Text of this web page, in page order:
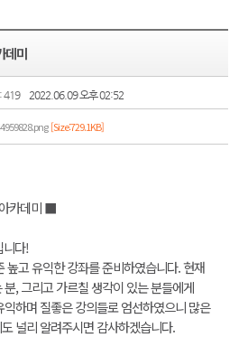
데미
419 2022.06.09 오후 02:52
[Size:729.1KB]
카데미 ■
니다!
높고 유익한 강좌를 준비하였습니다. 현재
, 그리고 가르칠 생각이 있는 분들에게
하며 질좋은 강의들로 엄선하였으니 많은
널리 알려주시면 감사하겠습니다.